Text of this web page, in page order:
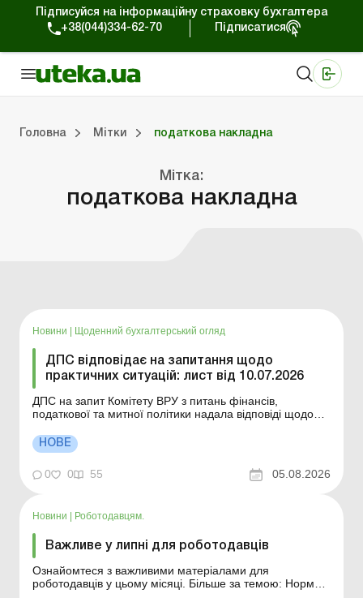
Підписуйся на інформаційну страховку бухгалтера
+38(044)334-62-70
Підписатися
Головна Мітки податкова накладна
Мітка:
податкова накладна
Новини Щоденний бухгалтерський огляд
ДПС відповідає на запитання щодо
практичних ситуацій: лист від 10.07.2026
ДПС на запит Комітету ВРУ з питань фінансів,
податкової та митної політики надала відповіді щодо
України. Більше за темою: ДПС відповідає на
запитання щодо практичних ситуацій: лист від
практичних ситуа...
НОВЕ
0 0 55 05.08.2026
Новини Роботодавцям.
Важливе у липні для роботодавців
Ознайомтеся з важливими матеріалами для
роботодавців у цьому місяці. Більше за темою: Норми